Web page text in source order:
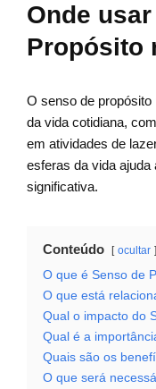
Onde
Propósito
O senso de
da vida cotidiana,
em atividades de
esferas da vida
significativa.
Conteúdo ocultar
O que é Senso de
O que está
Qual o impacto do
Qual é a
Quais são os
O que será